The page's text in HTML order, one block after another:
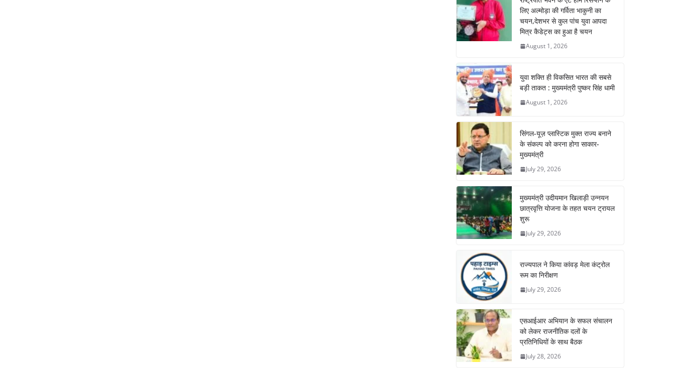
o
k
p
लिए अल्मोड़ा की गर्विता भाकुनी का
चयन,देशभर से कुल पांच युवा आपदा
मित्र कैडेट्स का हुआ है चयन
August 1, 2026
युवा शक्ति ही विकसित भारत की सबसे
बड़ी ताकत : मुख्यमंत्री पुष्कर सिंह धामी
August 1, 2026
सिंगल-यूज़ प्लास्टिक मुक्त राज्य बनाने
के संकल्प को करना होगा साकार-
मुख्यमंत्री
July 29, 2026
मुख्यमंत्री उदीयमान खिलाड़ी उन्नयन
छात्रवृत्ति योजना के तहत चयन ट्रायल
शुरू
July 29, 2026
राज्यपाल ने किया कांवड़ मेला कंट्रोल
रूम का निरीक्षण
July 29, 2026
एसआईआर अभियान के सफल संचालन
को लेकर राजनीतिक दलों के
प्रतिनिधियों के साथ बैठक
July 28, 2026